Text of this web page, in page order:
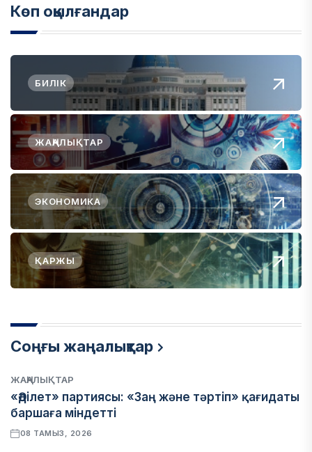
Көп оқылғандар
БИЛІК
ЖАҢАЛЫҚТАР
ЭКОНОМИКА
ҚАРЖЫ
Соңғы жаңалықтар
ЖАҢАЛЫҚТАР
«Әділет» партиясы: «Заң және тәртіп» қағидаты
баршаға міндетті
08 ТАМЫЗ, 2026